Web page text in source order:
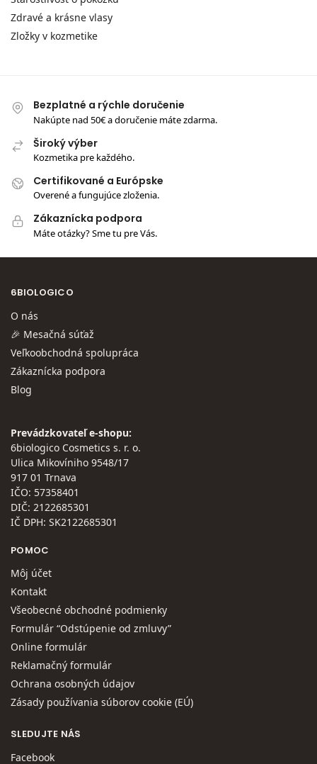
Zdravé a krásne vlasy
Zložky v kozmetike
Bezplatné a rýchle doručenie
Nakúpte nad 50€ a doručenie máte zdarma.
Široký výber
Kozmetika pre každého.
Certifikované a Európske
Overené a fungujúce zloženia.
Zákaznícka podpora
Máte otázky? Sme tu pre Vás.
6BIOLOGICO
O nás
🎉 Mesačná súťaž
Veľkoobchodná spolupráca
Zákaznícka podpora
Blog
Prevádzkovateľ e-shopu:
6biologico Cosmetics s. r. o.
Ulica Mikovíniho 9548/17
917 01 Trnava
IČO: 57358401
DIČ: 2122685301
IČ DPH: SK2122685301
POMOC
Môj účet
Kontakt
Všeobecné obchodné podmienky
Formulár “Odstúpenie od zmluvy”
Online formulár
Reklamačný formulár
Ochrana osobných údajov
Zásady používania súborov cookie (EÚ)
SLEDUJTE NÁS
Facebook